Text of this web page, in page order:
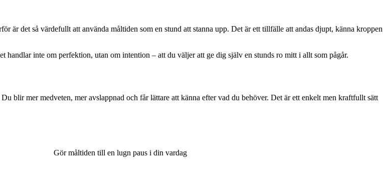
är det så värdefullt att använda måltiden som en stund att stanna upp. Det är ett tillfälle att andas djupt, känna kroppen
inte om perfektion, utan om intention – att du väljer att ge dig själv en stunds ro mitt i allt som pågår.
blir mer medveten, mer avslappnad och får lättare att känna efter vad du behöver. Det är ett enkelt men kraftfullt sätt
Gör måltiden till en lugn paus i din vardag